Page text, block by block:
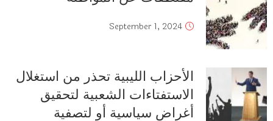
September 1, 2024
الأحزاب الليبية تحذر من استغلال
الاستفتاءات الشعبية لتحقيق
أغراض سياسية أو لتصفية